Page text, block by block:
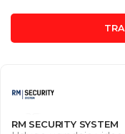
RM SECURITY SYSTEM